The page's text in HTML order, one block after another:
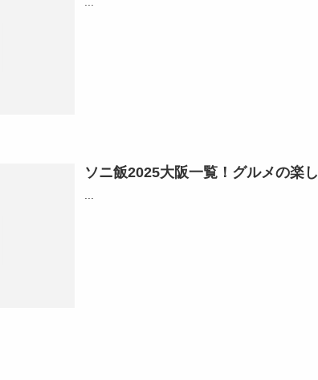
ソニ飯2025大阪一覧！グルメの楽